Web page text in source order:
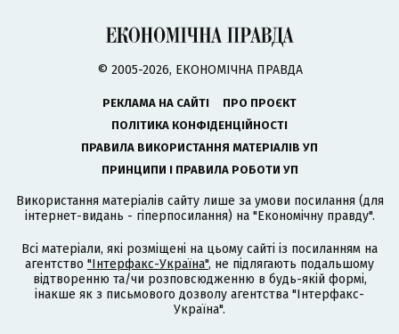
© 2005-2026, ЕКОНОМІЧНА ПРАВДА
РЕКЛАМА НА САЙТІ
ПРО ПРОЄКТ
ПОЛІТИКА КОНФІДЕНЦІЙНОСТІ
ПРАВИЛА ВИКОРИСТАННЯ МАТЕРІАЛІВ УП
ПРИНЦИПИ І ПРАВИЛА РОБОТИ УП
Використання матеріалів сайту лише за умови посилання (для
інтернет-видань - гіперпосилання) на "Економічну правду".
Всі матеріали, які розміщені на цьому сайті із посиланням на
агентство "Інтерфакс-Україна", не підлягають подальшому
відтворенню та/чи розповсюдженню в будь-якій формі,
інакше як з письмового дозволу агентства "Інтерфакс-
Україна".